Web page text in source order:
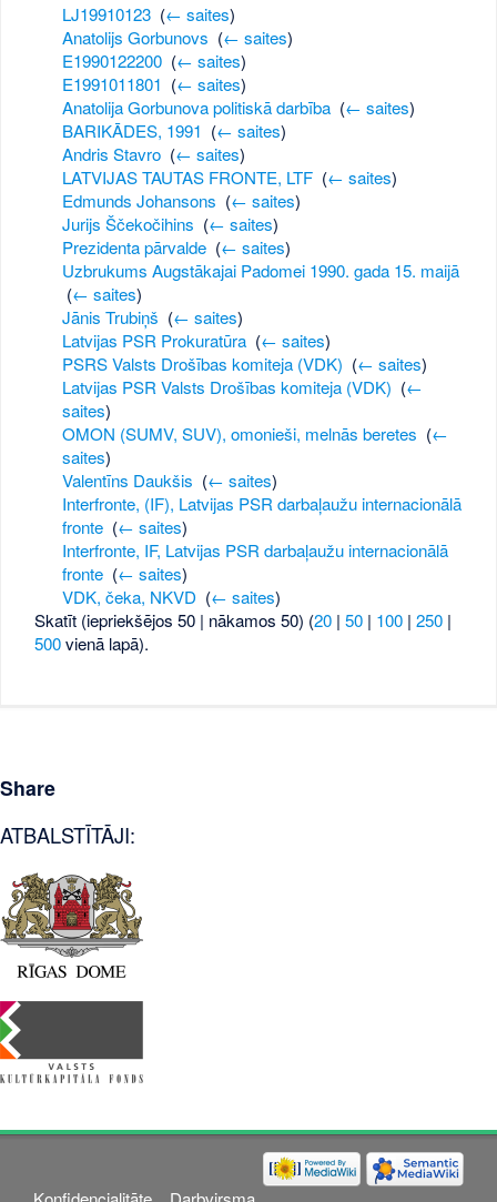
LJ19910123‎ (← saites)
Anatolijs Gorbunovs (← saites)
E1990122200‎ (← saites)
E1991011801 (← saites)
Anatolija Gorbunova politiskā darbība‎ (← saites)
BARIKĀDES, 1991 (← saites)
Andris Stavro‎ (← saites)
LATVIJAS TAUTAS FRONTE, LTF‎ (← saites)
Edmunds Johansons (← saites)
Jurijs Ščekočihins (← saites)
Prezidenta pārvalde‎ (← saites)
Uzbrukums Augstākajai Padomei 1990. gada 15. maijā
(← saites)
Jānis Trubiņš (← saites)
Latvijas PSR Prokuratūra‎ (← saites)
PSRS Valsts Drošības komiteja (VDK) (← saites)
Latvijas PSR Valsts Drošības komiteja (VDK) (←
saites)
OMON (SUMV, SUV), omonieši, melnās beretes (←
saites)
Valentīns Daukšis (← saites)
Interfronte, (IF), Latvijas PSR darbaļaužu internacionālā
fronte‎ (← saites)
Interfronte, IF, Latvijas PSR darbaļaužu internacionālā
fronte‎ (← saites)
VDK, čeka, NKVD (← saites)
Skatīt (iepriekšējos 50 | nākamos 50) (20 |50 | 100 |250 |
500vienā lapā).
Share
ATBALSTĪTĀJI: